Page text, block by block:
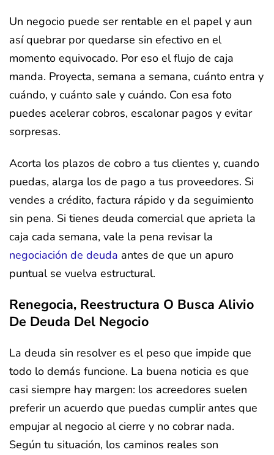
Un negocio puede ser rentable en el papel y aun
así quebrar por quedarse sin efectivo en el
momento equivocado. Por eso el flujo de caja
manda. Proyecta, semana a semana, cuánto entra y
cuándo, y cuánto sale y cuándo. Con esa foto
puedes acelerar cobros, escalonar pagos y evitar
sorpresas.
Acorta los plazos de cobro a tus clientes y, cuando
puedas, alarga los de pago a tus proveedores. Si
vendes a crédito, factura rápido y da seguimiento
sin pena. Si tienes deuda comercial que aprieta la
caja cada semana, vale la pena revisar la
negociación de deuda antes de que un apuro
puntual se vuelva estructural.
Renegocia, Reestructura O Busca Alivio
De Deuda Del Negocio
La deuda sin resolver es el peso que impide que
todo lo demás funcione. La buena noticia es que
casi siempre hay margen: los acreedores suelen
preferir un acuerdo que puedas cumplir antes que
empujar al negocio al cierre y no cobrar nada.
Según tu situación, los caminos reales son